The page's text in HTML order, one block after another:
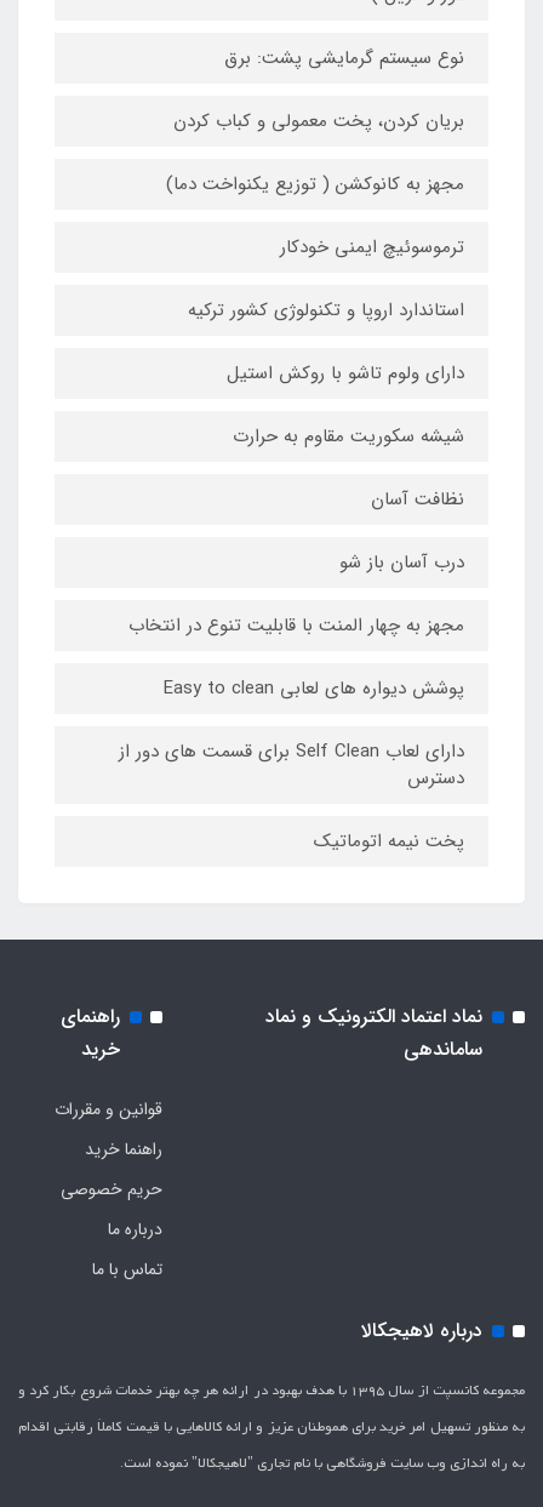
نوع سیستم گرمایشی پشت: برق
بریان کردن، پخت معمولی و کباب کردن
مجهز به کانوکشن ( توزیع یکنواخت دما)
ترموسوئیچ ایمنی خودکار
استاندارد اروپا و تکنولوژی کشور ترکیه
دارای ولوم تاشو با روکش استیل
شیشه سکوریت مقاوم به حرارت
نظافت آسان
درب آسان باز شو
مجهز به چهار المنت با قابلیت تنوع در انتخاب
پوشش دیواره های لعابی Easy to clean
دارای لعاب Self Clean برای قسمت های دور از
دسترس
پخت نیمه اتوماتیک
نماد اعتماد الکترونیک و نماد
ساماندهی
راهنمای
خرید
قوانین و مقررات
راهنما خرید
حریم خصوصی
درباره ما
تماس با ما
درباره لاهیجکالا
مجموعه کانسپت از سال 1395 با هدف بهبود در ارائه هر چه بهتر خدمات شروع بکار کرد و
به منظور تسهیل امر خرید برای هموطنان عزیز و ارائه کالاهایی با قیمت کاملاَ رقابتی اقدام
به راه اندازی وب سایت فروشگاهی با نام تجاری "لاهیج­کالا" نموده است.